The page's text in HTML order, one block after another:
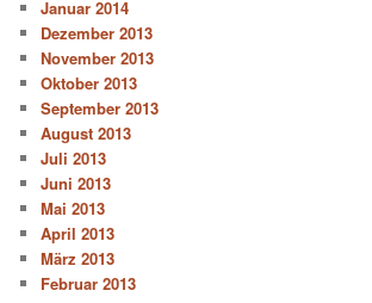
Januar 2014
Dezember 2013
November 2013
Oktober 2013
September 2013
August 2013
Juli 2013
Juni 2013
Mai 2013
April 2013
März 2013
Februar 2013